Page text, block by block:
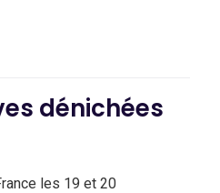
dénichées
les 19 et 20